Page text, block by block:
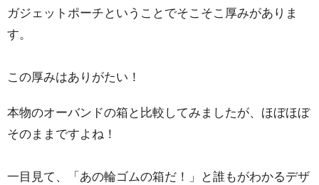
ガジェットポーチということでそこそこ厚みがありま
す。
この厚みはありがたい！
本物のオーバンドの箱と比較してみましたが、ほぼほぼ
そのままですよね！
一目見て、「あの輪ゴムの箱だ！」と誰もがわかるデザ